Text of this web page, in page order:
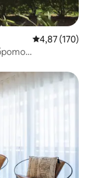
Средна
4,87 (170)